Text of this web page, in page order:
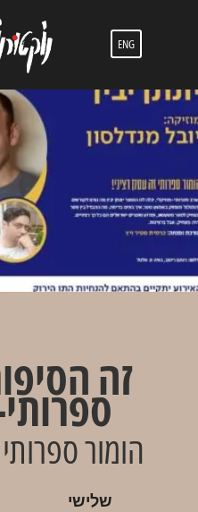
ENG
זה
הומור
שלישי